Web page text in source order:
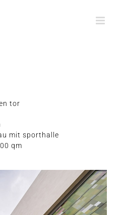
tor
mit sporthalle
qm